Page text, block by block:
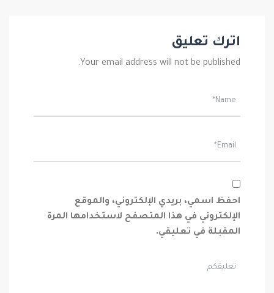
اترك تعليق
Your email address will not be published.
احفظ اسمي، بريدي الإلكتروني، والموقع
الإلكتروني في هذا المتصفح لاستخدامها المرة
المقبلة في تعليقي.